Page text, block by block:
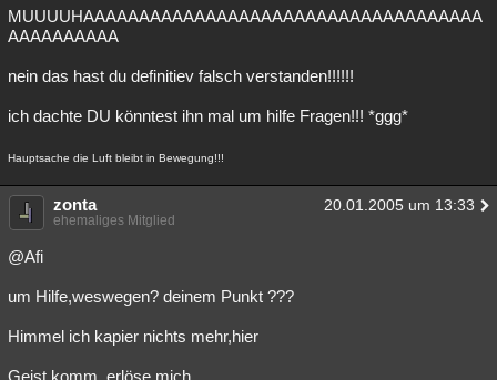
MUUUUHAAAAAAAAAAAAAAAAAAAAAAAAAAAAAAAAAAAA
AAAAAAAAAA
nein das hast du definitiev falsch verstanden!!!!!!
ich dachte DU könntest ihn mal um hilfe Fragen!!! *ggg*
Hauptsache die Luft bleibt in Bewegung!!!
zonta 20.01.2005 um 13:33
ehemaliges Mitglied
@Afi
um Hilfe,weswegen? deinem Punkt ???
Himmel ich kapier nichts mehr,hier
Geist komm, erlöse mich............